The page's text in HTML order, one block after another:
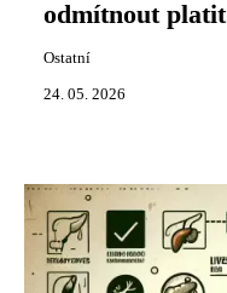
odmítnout platit
Ostatní
24. 05. 2026